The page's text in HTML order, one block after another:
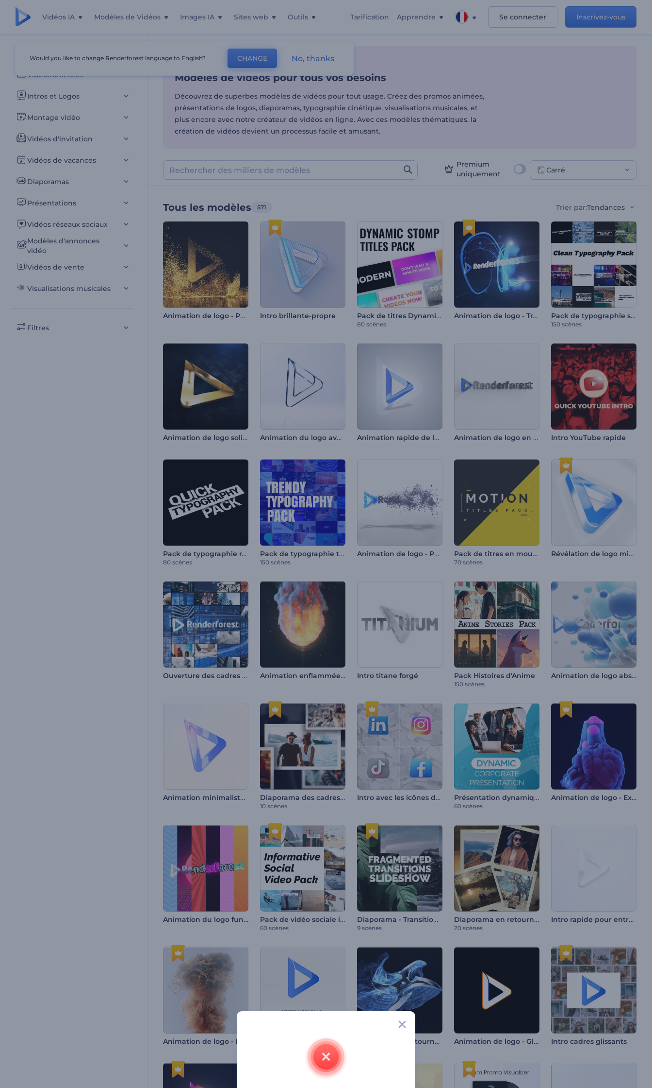
Vidéos IA Modèles de Vidéos Images IA Sites web Outils Tarification Apprendre Se connecter Inscrivez-vous
Tous les modèles
Vidéos animées
Intros et Logos
Montage vidéo
Vidéos d'invitation
Vidéos de vacances
Diaporamas
Présentations
Vidéos réseaux sociaux
Modèles d'annonces
vidéo
Vidéos de vente
Visualisations musicales
Filtres
Modèles de vidéos pour tous vos besoins
Accueil Modèles
Modèles de vidéos pour tous vos besoins
Découvrez de superbes modèles de vidéos pour tout usage. Créez des promos animées,
présentations de logos, diaporamas, typographie cinétique, visualisations musicales, et
plus encore avec notre créateur de vidéos en ligne. Avec ces modèles thématiques, la
création de vidéos devient un processus facile et amusant.
Premium
uniquement
Carré
Tous les modèles 571 Trier par:Tendances
Animation de logo - Poussière de paillettes Intro brillante-propre Pack de titres Dynamic Stomp
80 scènes
Animation de logo - Traînée lumineuse rapide Pack de typographie simple
150 scènes
Animation de logo solide Animation du logo avec lignes claires Animation rapide de logo Animation de logo en brillance élégante Intro YouTube rapide
Pack de typographie rapide
80 scènes
Pack de typographie tendance
150 scènes
Animation de logo - Particules simples Pack de titres en mouvement
70 scènes
Révélation de logo minimaliste
Ouverture des cadres cinétiques Animation enflammée du logo Intro titane forgé Pack Histoires d'Anime
150 scènes
Animation de logo abstraite 3D
Animation minimaliste de logo d'entreprise Diaporama des cadres Polaroid
10 scènes
Intro avec les icônes des réseaux sociaux Présentation dynamique de l'entreprise
60 scènes
Animation de logo - Explosion de fumée dynamique
Animation du logo funky des années 80 Pack de vidéo sociale informative
60 scènes
Diaporama - Transitions fragmentées
9 scènes
Diaporama en retournement
20 scènes
Intro rapide pour entreprises
Animation minimaliste du logo Intro - Shuriken tournant Animation de logo - Glitch rapide Intro cadres glissants
Would you like to change Renderforest language to English? CHANGE No, thanks